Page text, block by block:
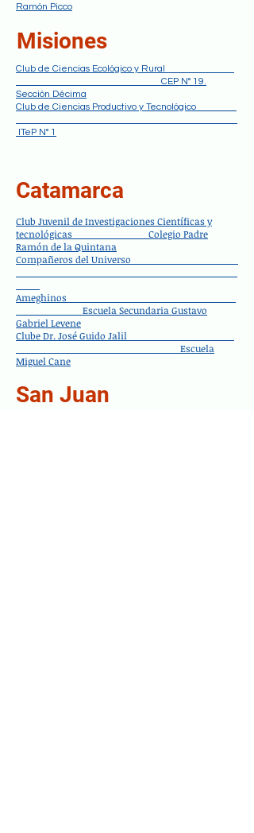
Ramón Picco
Misiones
Club de Ciencias Ecológico y Rural
CEP N° 19.
Sección Décima
Club de Ciencias Productivo y Tecnológico
ITeP N° 1
Catamarca
Club Juvenil de Investigaciones Científicas y
tecnológicas Colegio Padre
Ramón de la Quintana
Compañeros del Universo
Ameghinos
Escuela Secundaria Gustavo
Gabriel Levene
Clube Dr. José Guido Jalil
Escuela
Miguel Cane
San Juan